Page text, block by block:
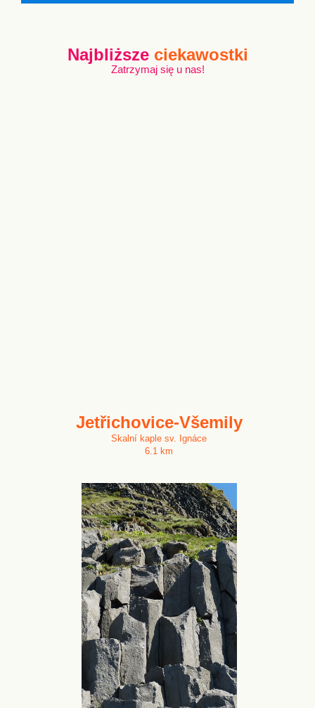
Najbliższe ciekawostki
Zatrzymaj się u nas!
Jetřichovice-Všemily
Skalní kaple sv. Ignáce
6.1 km